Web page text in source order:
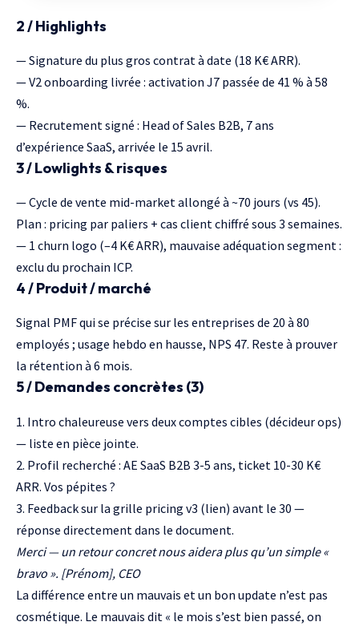
2 / Highlights
— Signature du plus gros contrat à date (18 K€ ARR).
— V2 onboarding livrée : activation J7 passée de 41 % à 58
%.
— Recrutement signé : Head of Sales B2B, 7 ans
d’expérience SaaS, arrivée le 15 avril.
3 / Lowlights & risques
— Cycle de vente mid-market allongé à ~70 jours (vs 45).
Plan : pricing par paliers + cas client chiffré sous 3 semaines.
— 1 churn logo (–4 K€ ARR), mauvaise adéquation segment :
exclu du prochain ICP.
4 / Produit / marché
Signal PMF qui se précise sur les entreprises de 20 à 80
employés ; usage hebdo en hausse, NPS 47. Reste à prouver
la rétention à 6 mois.
5 / Demandes concrètes (3)
1. Intro chaleureuse vers deux comptes cibles (décideur ops)
— liste en pièce jointe.
2. Profil recherché : AE SaaS B2B 3-5 ans, ticket 10-30 K€
ARR. Vos pépites ?
3. Feedback sur la grille pricing v3 (lien) avant le 30 —
réponse directement dans le document.
Merci — un retour concret nous aidera plus qu’un simple «
bravo ». [Prénom], CEO
La différence entre un mauvais et un bon update n’est pas
cosmétique. Le mauvais dit « le mois s’est bien passé, on